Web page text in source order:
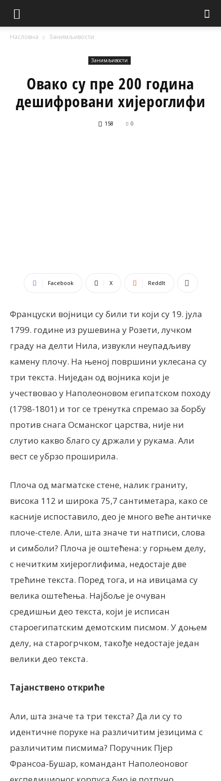
Насловна Занимљивости
Занимљивости
Овако су пре 200 година
дешифровани хијероглифи
158 0
Facebook X ReddIt
Француски војници су били ти који су 19. јула
1799. године из рушевина у Розети, лучком
граду на делти Нила, извукли неупадљиву
камену плочу. На њеној површини уклесана су
три текста. Ниједан од војника који је
учествовао у Наполеоновом египатском походу
(1798-1801) и тог се тренутка спремао за борбу
против снага Османског царства, није ни
слутио какво благо су држали у рукама. Али
вест се убрзо проширила.
Плоча од магматске стене, налик граниту,
висока 112 и широка 75,7 сантиметара, како се
касније испоставило, део је много веће античке
плоче-стеле. Али, шта значе ти натписи, слова
и симболи? Плоча је оштећена: у горњем делу,
с нечитким хијероглифима, недостаје две
трећине текста. Поред тога, и на ивицама су
велика оштећења. Најбоље је очуван
средишњи део текста, који је исписан
староегипатским демотским писмом. У доњем
делу, на старогрчком, такође недостаје један
велики део текста.
Тајанствено откриће
Али, шта значе та три текста? Да ли су то
идентичне поруке на различитим језицима с
различитим писмима? Поручник Пјер
Франсоа-Бушар, командант Наполеоновог